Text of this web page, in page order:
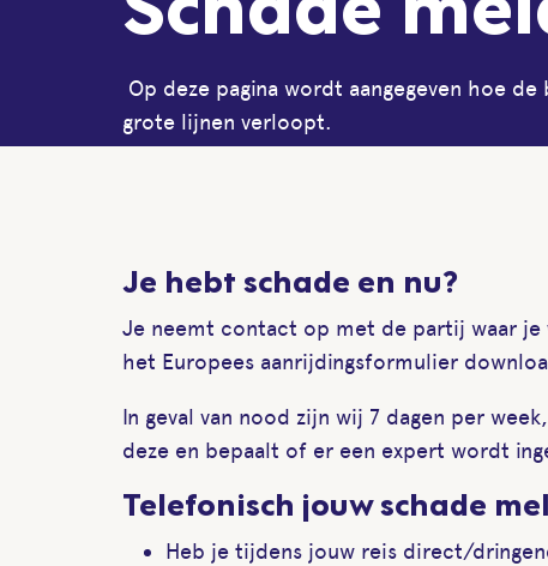
Op deze pagina wordt aangegeven hoe
grote lijnen verloopt.
Je hebt schade en nu?
Je neemt contact op met de partij waar
het Europees aanrijdingsformulier
In geval van nood zijn wij 7 dagen per
deze en bepaalt of er een expert wordt
Telefonisch jouw schade
Heb je tijdens jouw reis direct/